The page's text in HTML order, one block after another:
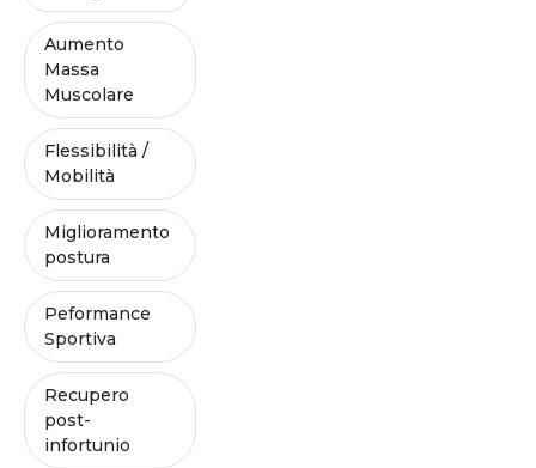
Aumento
Massa
Muscolare
Flessibilità /
Mobilità
Miglioramento
postura
Peformance
Sportiva
Recupero
post-
infortunio